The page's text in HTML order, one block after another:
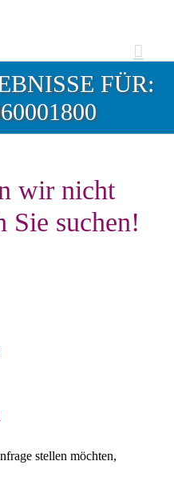
FÜR:
wir nicht
Sie suchen!
stellen möchten,